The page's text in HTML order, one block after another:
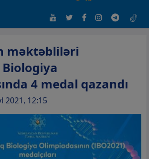
məktəbliləri
4 medal qazandı
2021, 12:15